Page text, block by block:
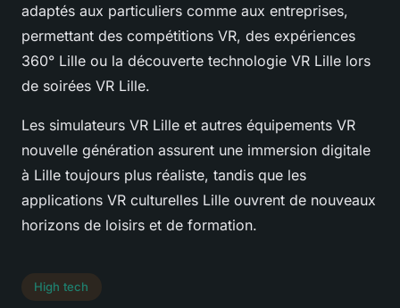
adaptés aux particuliers comme aux entreprises,
permettant des compétitions VR, des expériences
360° Lille ou la découverte technologie VR Lille lors
de soirées VR Lille.
Les simulateurs VR Lille et autres équipements VR
nouvelle génération assurent une immersion digitale
à Lille toujours plus réaliste, tandis que les
applications VR culturelles Lille ouvrent de nouveaux
horizons de loisirs et de formation.
High tech